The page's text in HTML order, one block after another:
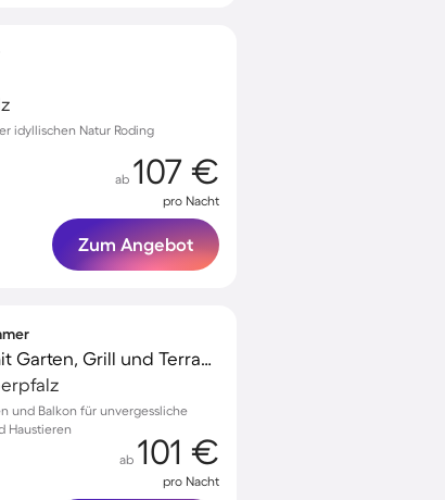
idyllischen Natur Roding
ab 107 €
pro Nacht
Zum Angebot
Gemütliches Ferienhaus mit Garten, Grill und Terrasse | Haustiere erlaubt
und Balkon für unvergessliche
Haustieren
ab 101 €
pro Nacht